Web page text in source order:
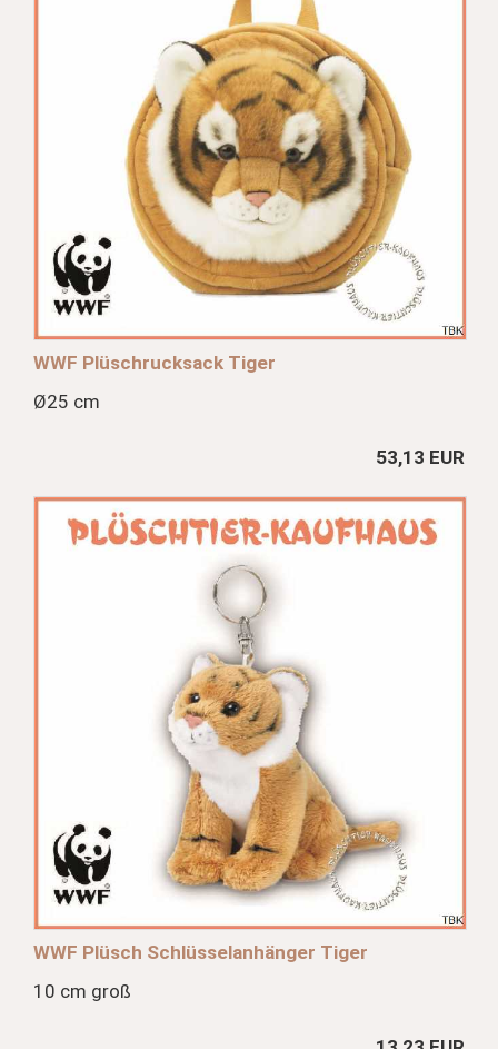
WWF Plüschrucksack Tiger
Ø25 cm
53,13 EUR
WWF Plüsch Schlüsselanhänger Tiger
10 cm groß